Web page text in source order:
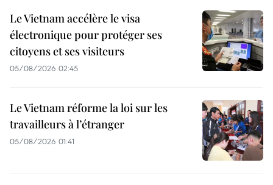
Le Vietnam accélère le visa
électronique pour protéger ses
citoyens et ses visiteurs
05/08/2026 02:45
Le Vietnam réforme la loi sur les
travailleurs à l’étranger
05/08/2026 01:41